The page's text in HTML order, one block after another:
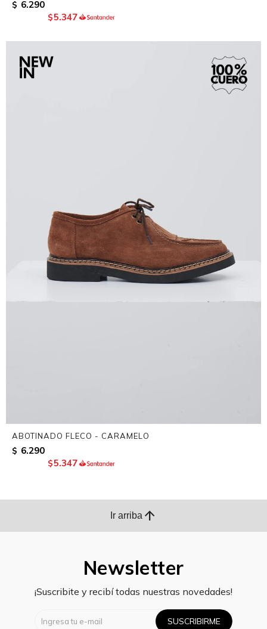
$ 6.290
$5.347
ABOTINADO FLECO - CARAMELO
$ 6.290
$5.347
Ir arriba arrow_upward
Newsletter
¡Suscribite y recibí todas nuestras novedades!
SUSCRIBIRME